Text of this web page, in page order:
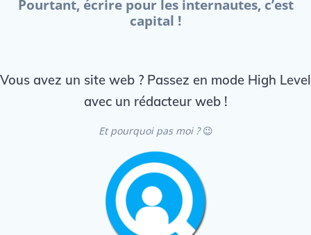
Pourtant, écrire pour les internautes, c’est
capital !
Vous avez un site web ? Passez en mode High Level
avec un rédacteur web !
Et pourquoi pas moi ?😉